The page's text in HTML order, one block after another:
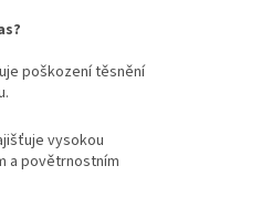
poškození těsnění
vysokou
a povětrnostním